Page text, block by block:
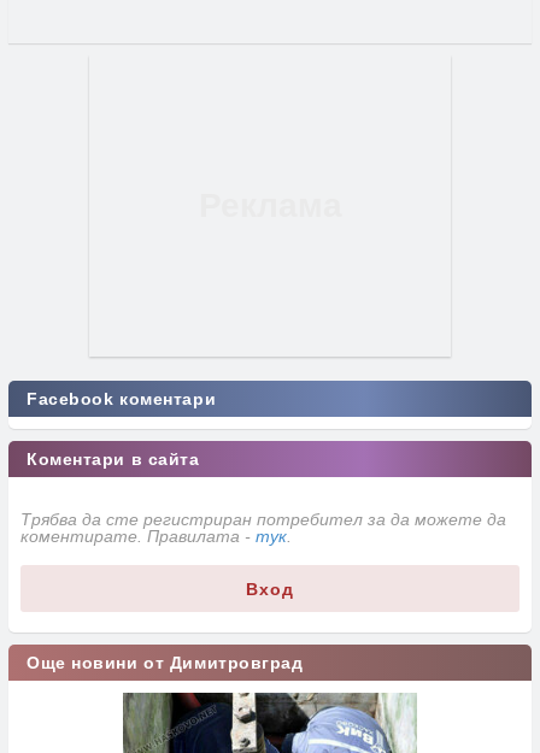
Facebook коментари
Коментари в сайта
Трябва да сте регистриран потребител за да можете да
коментирате. Правилата - тук
Вход
Още новини от Димитровград